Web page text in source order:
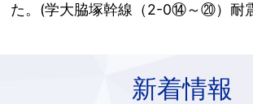
た。(学大脇塚幹線（2-0⑭～⑳）耐
新着情報